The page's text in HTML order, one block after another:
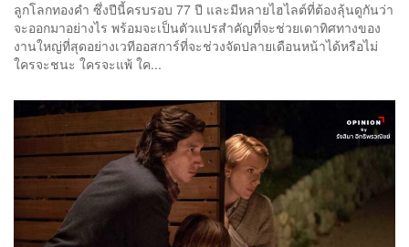
ลูกโลกทองคำ ซึ่งปีนี้ครบรอบ 77 ปี และมีหลายไฮไลต์ที่ต้องลุ้นดูกันว่า
จะออกมาอย่างไร พร้อมจะเป็นตัวแปรสำคัญที่จะช่วยเดาทิศทางของ
งานใหญ่ที่สุดอย่างเวทีออสการ์ที่จะช่วงจัดปลายเดือนหน้าได้หรือไม่
ใครจะชนะ ใครจะแพ้ ใค...